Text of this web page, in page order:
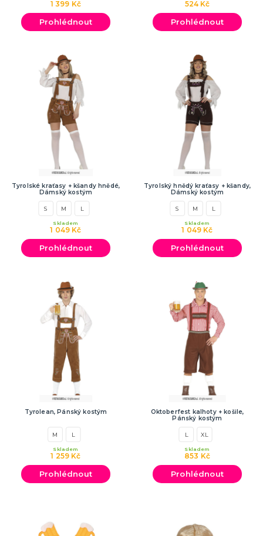
SPORTOVNÍ VYBAVENÍ PRO FANOUŠKY
Oblečení a doplňky
Barvy, make-up, paruky
1 399 Kč
Prohlédnout
524 Kč
Prohlédnout
Tyrolské kraťasy + kšandy hnědé,
Dámský kostým
S M L
1 049 Kč
Skladem
Prohlédnout
Tyrolský hnědý kraťasy + kšandy,
Dámský kostým
S M L
1 049 Kč
Skladem
Prohlédnout
Tyrolean, Pánský kostým
M L
1 259 Kč
Skladem
Prohlédnout
Oktoberfest kalhoty + košile,
Pánský kostým
L XL
853 Kč
Skladem
Prohlédnout